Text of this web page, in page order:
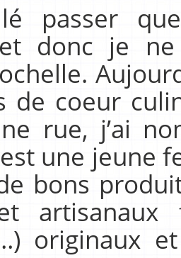
passer
donc je
de coeur
rue, j’ai
une jeune
bons
artisanaux
originaux